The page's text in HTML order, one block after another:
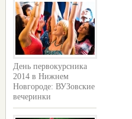
День первокурсника
2014 в Нижнем
Новгороде: ВУЗовские
вечеринки